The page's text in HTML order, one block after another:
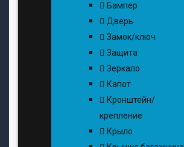
Бампер
Дверь
Замок/ключ
Защита
Зеркало
Капот
Кронштейн/
крепление
Крыло